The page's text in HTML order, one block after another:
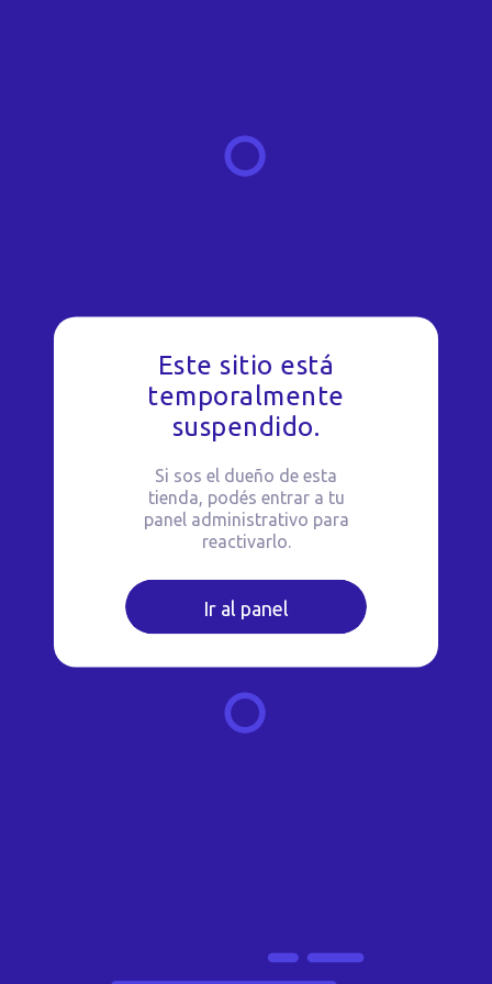
Este sitio está
temporalmente
suspendido.
Si sos el dueño de esta
tienda, podés entrar a tu
panel administrativo para
reactivarlo.
Ir al panel